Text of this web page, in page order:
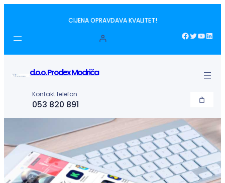
sadržaj
CIJENA OPRAVDAVA KVALITET!
Facebook Twitter YouTube LinkedIn
d.o.o. Prodex Modriča
Kontakt telefon:
053 820 891